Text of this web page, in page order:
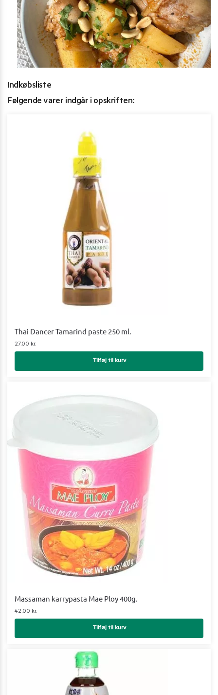
Indkøbsliste
Følgende varer indgår i opskriften:
Thai Dancer Tamarind paste 250 ml.
27,00 kr.
Tilføj til kurv
Massaman karrypasta Mae Ploy 400g.
42,00 kr.
Tilføj til kurv